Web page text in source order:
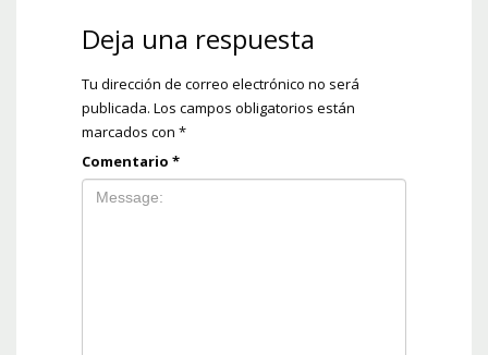
Deja una respuesta
Tu dirección de correo electrónico no será
publicada. Los campos obligatorios están
marcados con *
Comentario *